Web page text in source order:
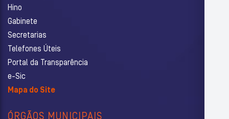
Hino
Gabinete
Secretarias
Telefones Úteis
Portal da Transparência
e-Sic
Mapa do Site
ÓRGÃOS MUNICIPAIS